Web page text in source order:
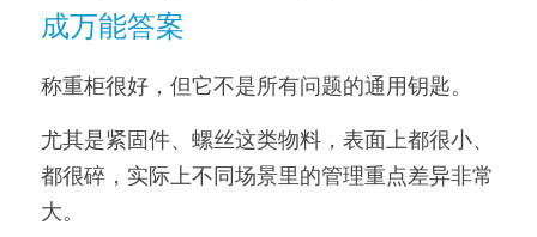
成万能答案
称重柜很好，但它不是所有问题的通用钥匙。
尤其是紧固件、螺丝这类物料，表面上都很小、
都很碎，实际上不同场景里的管理重点差异非常
大。